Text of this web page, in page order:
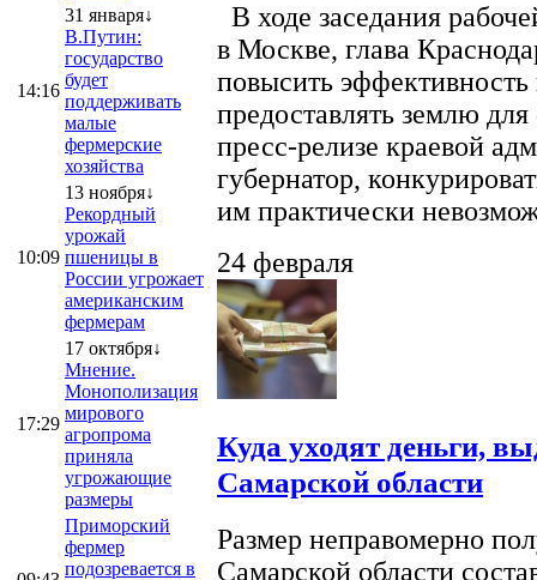
14:16
31 января↓
В.Путин:
государство
будет
поддерживать
малые
фермерские
хозяйства
10:09
13 ноября↓
Рекордный
урожай
пшеницы в
России угрожает
американским
фермерам
17:29
17 октября↓
Мнение.
Монополизация
мирового
агропрома
приняла
угрожающие
размеры
Приморский
фермер
подозревается в
В ходе заседания
в Москве, глава
повысить эффективность
предоставлять землю
пресс-релизе краевой
губернатор,
им практически
24 февраля
Куда уходят деньги,
Самарской области
Размер неправомерно
Самарской области